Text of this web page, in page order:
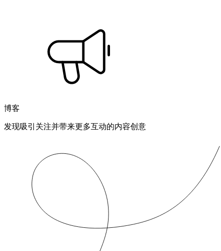
博客
发现吸引关注并带来更多互动的内容创意